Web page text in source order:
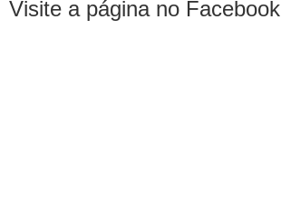
Visite a página no Facebook